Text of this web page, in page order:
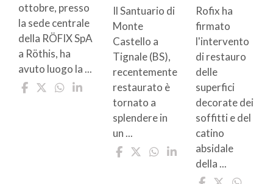
ottobre, presso
la sede centrale
della RÖFIX SpA
a Röthis, ha
avuto luogo la ...
Il Santuario di
Monte
Castello a
Tignale (BS),
recentemente
restaurato è
tornato a
splendere in
un ...
Rofix ha
firmato
l'intervento
di restauro
delle
superfici
decorate dei
soffitti e del
catino
absidale
della ...